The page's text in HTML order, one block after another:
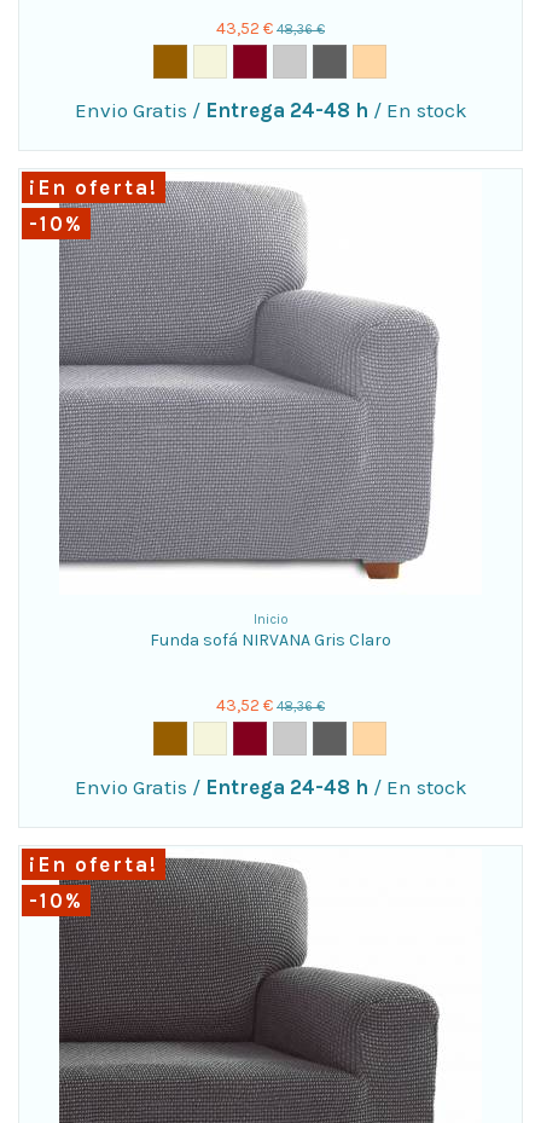
43,52 € 48,36 €
Envio Gratis / Entrega 24-48 h / En stock
¡En oferta!
-10%
Inicio
Funda sofá NIRVANA Gris Claro
43,52 € 48,36 €
Envio Gratis / Entrega 24-48 h / En stock
¡En oferta!
-10%